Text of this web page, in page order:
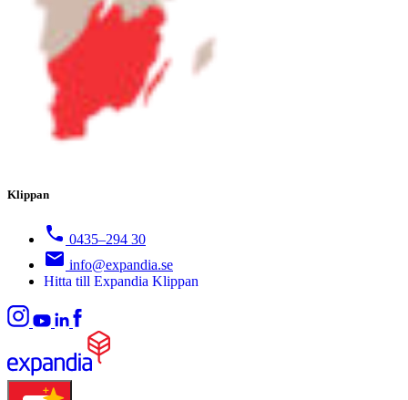
Klippan
0435–294 30
info@expandia.se
Hitta till Expandia Klippan